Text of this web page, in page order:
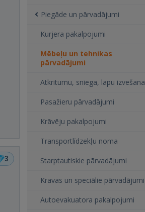
3
Piegāde un pārvadājumi
Kurjera pakalpojumi
Mēbeļu un tehnikas
pārvadājumi
Atkritumu, sniega, lapu izvešana
Pasažieru pārvadājumi
Krāvēju pakalpojumi
Transportlīdzekļu noma
Starptautiskie pārvadājumi
Kravas un speciālie pārvadājumi
Autoevakuatora pakalpojumi